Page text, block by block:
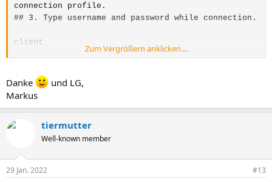
connection profile.
## 3. Type username and password while connection.
client
remotemeine DynDNS meinPort
resolv-retry infinite
auth-user-pass
##--------Zusätzlich eingefügte Zeilen Anfang-----
connect-retry-max infinite
Zum Vergrößern anklicken....
Danke
und LG,
Markus
tiermutter
Well-known member
29 Jan. 2022 #13